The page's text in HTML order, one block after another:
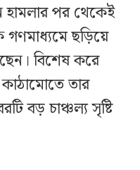
হামলার পর থেকেই
ছড়িয়ে
বিশেষ করে
কাঠামোতে তার
বড় চাঞ্চল্য সৃষ্টি